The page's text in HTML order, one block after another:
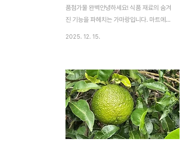
품첨가물 완벽안녕하세요! 식품 재료의 숨겨
진 기능을 파헤치는 가마랑입니다. 마트에서
'구아검'이 무엇으로 만들어졌으며, 식품 속
에서 어떤 끈끈한 마법을 부리는지, 그리고
가정에서 어떻게 활용할 수 있는지 자세히 알
아보겠습니다. 1. 구아검이란 무엇인가? (원
재료명)구아검은 천연 유래의 다당류
(Polysaccharide)입니다. 원재료명: 구아
2025. 12. 15.